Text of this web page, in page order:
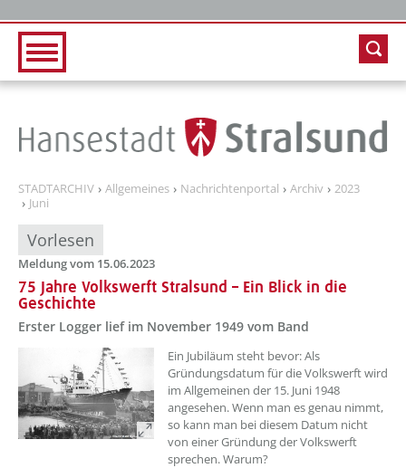
STADTARCHIV Allgemeines Nachrichtenportal Archiv
2023
Juni
Vorlesen
Meldung vom 15.06.2023
75 Jahre Volkswerft Stralsund – Ein Blick in die
Geschichte
Erster Logger lief im November 1949 vom Band
??? absaetzeOben[1]/titel ???
Ein Jubiläum steht bevor: Als
Gründungsdatum für die Volkswerft wird
im Allgemeinen der 15. Juni 1948
angesehen. Wenn man es genau nimmt,
so kann man bei diesem Datum nicht
von einer Gründung der Volkswerft
sprechen. Warum?